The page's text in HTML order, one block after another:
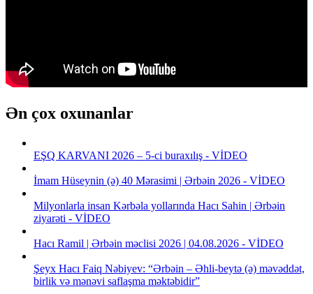
Ən çox oxunanlar
EŞQ KARVANI 2026 – 5-ci buraxılış - VİDEO
İmam Hüseynin (ə) 40 Mərasimi | Ərbəin 2026 - VİDEO
Milyonlarla insan Kərbəla yollarında Hacı Sahin | Ərbəin
ziyarəti - VİDEO
Hacı Ramil | Ərbəin məclisi 2026 | 04.08.2026 - VİDEO
Şeyx Hacı Faiq Nəbiyev: “Ərbəin – Əhli-beytə (ə) məvəddət,
birlik və mənəvi saflaşma məktəbidir”